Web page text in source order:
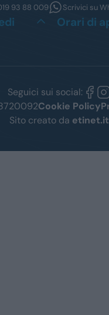
93 88 009 Scrivici su
Orari di
Seguici sui social:
Cookie Policy
Sito creato da etinet.it